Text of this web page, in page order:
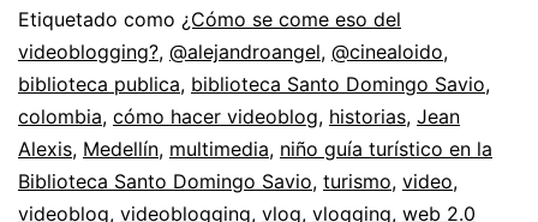
guía
en
Santo
Domingo
Savio,
Etiquetado como ¿Cómo se come eso del
videoblogging?, @alejandroangel, @cinealoido,
biblioteca publica, biblioteca Santo Domingo Savio,
colombia, cómo hacer videoblog, historias, Jean
Alexis, Medellín, multimedia, niño guía turístico en la
Biblioteca Santo Domingo Savio, turismo, video,
videoblog, videoblogging, vlog, vlogging, web 2.0